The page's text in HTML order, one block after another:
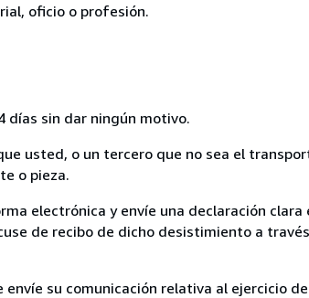
oficio o profesión.
días sin dar ningún motivo.
usted, o un tercero que no sea el
o pieza.
electrónica y envíe una declaración
de recibo de dicho desistimiento a
su comunicación relativa al ejercicio